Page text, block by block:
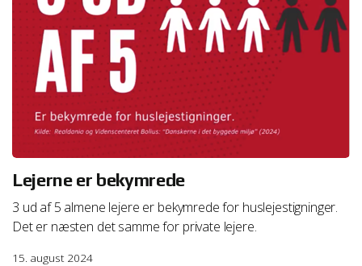
Lejerne er bekymrede
3 ud af 5 almene lejere er bekymrede for huslejestigninger.
Det er næsten det samme for private lejere.
15. august 2024